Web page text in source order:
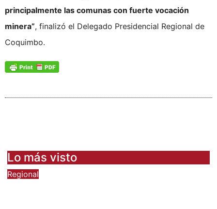
principalmente las comunas con fuerte vocación
minera”, finalizó el Delegado Presidencial Regional de
Coquimbo.
Lo más visto
Regional